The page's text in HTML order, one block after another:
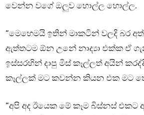
වෙන්න වගේ ඔලුව හොල්ල හොල්ල.
“මෙහෙමයි ඉතින් මාකටින් වලදි බර
ඇත්තටම ඕන උනේ නාද්‍යා එක්ක ඒ
ඉස්සරහින් දාපු මිස් කෑල්ලත් අයින්
කෑල්ලක් මට කවන්න කියන එක මට
“අපි අද ඊයෙක මේ කෑම බිස්නස්